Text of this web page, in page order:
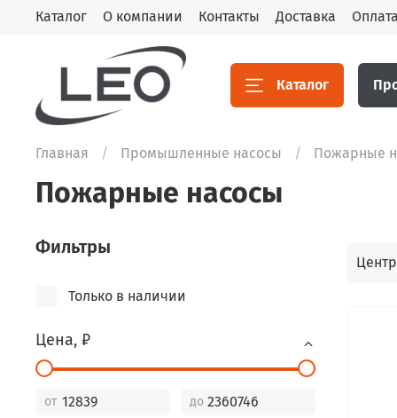
Каталог О компании Контакты Доставка Оплата
Каталог
Главная Промышленные насосы Пожарные
Пожарные насосы
Фильтры
Только в наличии
Цена, ₽
от до